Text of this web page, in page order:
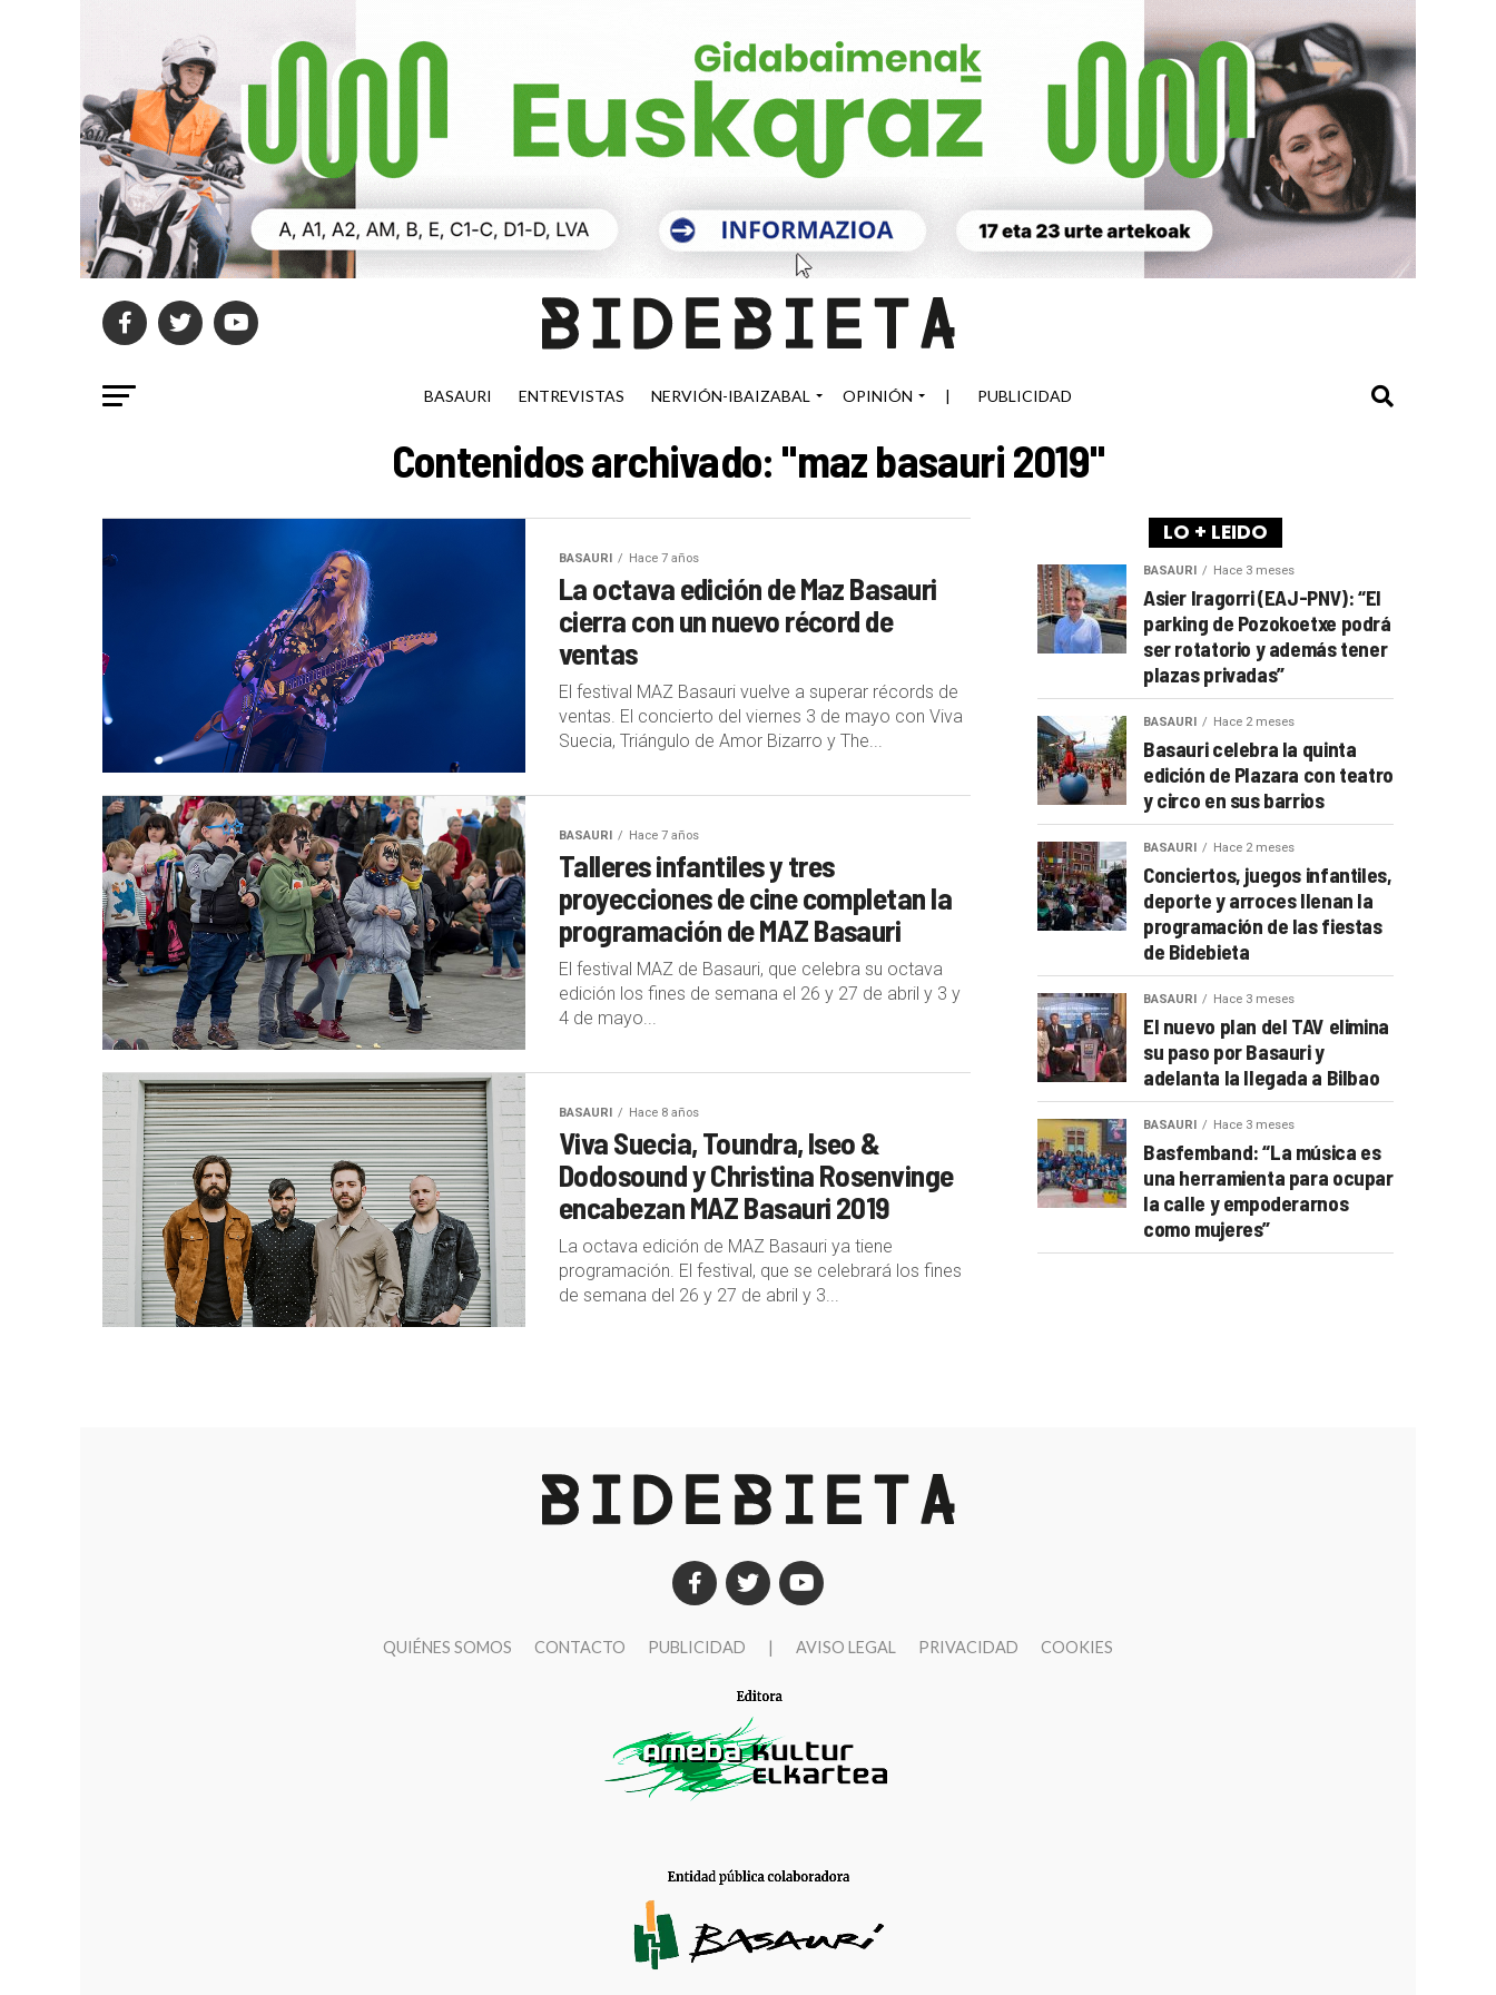
BASAURI ENTREVISTAS NERVIÓN-IBAIZABAL OPINIÓN | PUBLICIDAD
Contenidos archivado: "maz basauri 2019"
BASAURI Hace 7 años
La octava edición de Maz Basauri
cierra con un nuevo récord de
ventas
El festival MAZ Basauri vuelve a superar récords de
ventas. El concierto del viernes 3 de mayo con Viva
Suecia, Triángulo de Amor Bizarro y The...
BASAURI Hace 7 años
Talleres infantiles y tres
proyecciones de cine completan la
programación de MAZ Basauri
El festival MAZ de Basauri, que celebra su octava
edición los fines de semana el 26 y 27 de abril y 3 y
4 de mayo...
BASAURI Hace 8 años
Viva Suecia, Toundra, Iseo &
Dodosound y Christina Rosenvinge
encabezan MAZ Basauri 2019
La octava edición de MAZ Basauri ya tiene
programación. El festival, que se celebrará los fines
de semana del 26 y 27 de abril y 3...
LO + LEIDO
BASAURI Hace 3 meses
Asier Iragorri (EAJ-PNV): “El
parking de Pozokoetxe podrá
ser rotatorio y además tener
plazas privadas”
BASAURI Hace 2 meses
Basauri celebra la quinta
edición de Plazara con teatro
y circo en sus barrios
BASAURI Hace 2 meses
Conciertos, juegos infantiles,
deporte y arroces llenan la
programación de las fiestas
de Bidebieta
BASAURI Hace 3 meses
El nuevo plan del TAV elimina
su paso por Basauri y
adelanta la llegada a Bilbao
BASAURI Hace 3 meses
Basfemband: “La música es
una herramienta para ocupar
la calle y empoderarnos
como mujeres”
QUIÉNES SOMOS CONTACTO PUBLICIDAD | AVISO LEGAL PRIVACIDAD COOKIES